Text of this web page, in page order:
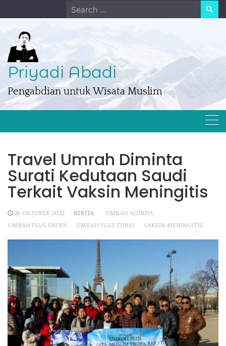
to
content
Search
for:
Priyadi Abadi
Pengabdian untuk Wisata Muslim
Travel Umrah Diminta
Surati Kedutaan Saudi
Terkait Vaksin Meningitis
26 OKTOBER 2022 BERITA
UMRAH ADINDA
UMRAH PLUS EROPA
UMRAH PLUS TURKI VAKSIN MENINGITIS